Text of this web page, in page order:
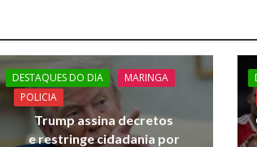
y
Li
n
k
DESTAQUES DO DIA
MARINGA
POLICIA
Trump assina decretos
e restringe cidadania por